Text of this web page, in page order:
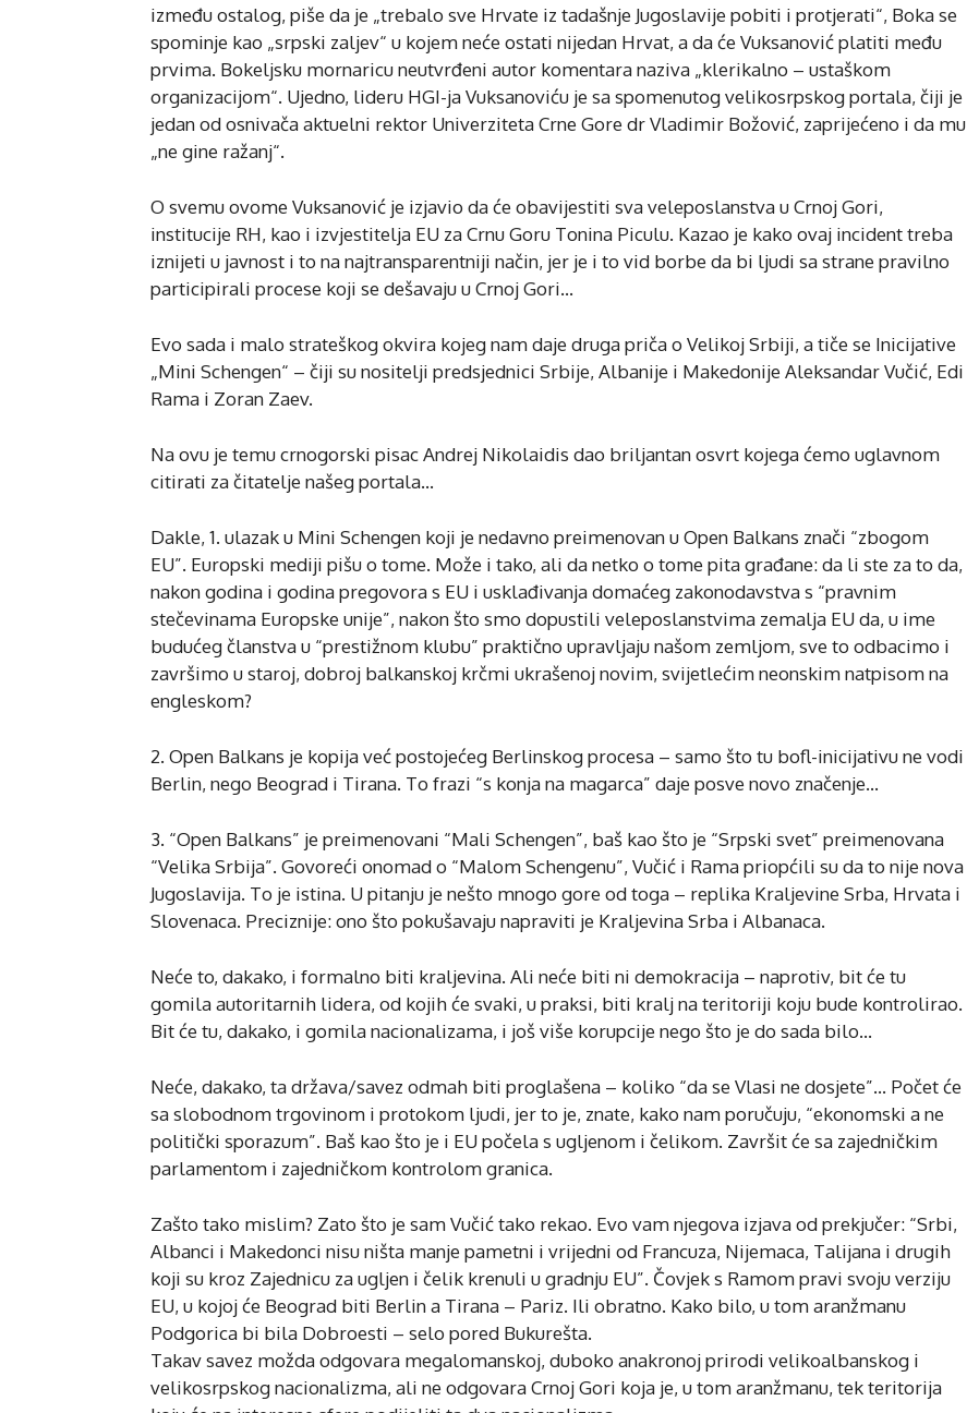
između ostalog, piše da je „trebalo sve Hrvate iz tadašnje Jugoslavije pobiti i protjerati“, Boka se
spominje kao „srpski zaljev“ u kojem neće ostati nijedan Hrvat, a da će Vuksanović platiti među
prvima. Bokeljsku mornaricu neutvrđeni autor komentara naziva „klerikalno – ustaškom
organizacijom“. Ujedno, lideru HGI-ja Vuksanoviću je sa spomenutog velikosrpskog portala, čiji je
jedan od osnivača aktuelni rektor Univerziteta Crne Gore dr Vladimir Božović, zaprijećeno i da mu
„ne gine ražanj“.
O svemu ovome Vuksanović je izjavio da će obavijestiti sva veleposlanstva u Crnoj Gori,
institucije RH, kao i izvjestitelja EU za Crnu Goru Tonina Piculu. Kazao je kako ovaj incident treba
iznijeti u javnost i to na najtransparentniji način, jer je i to vid borbe da bi ljudi sa strane pravilno
participirali procese koji se dešavaju u Crnoj Gori…
Evo sada i malo strateškog okvira kojeg nam daje druga priča o Velikoj Srbiji, a tiče se Inicijative
„Mini Schengen“ – čiji su nositelji predsjednici Srbije, Albanije i Makedonije Aleksandar Vučić, Edi
Rama i Zoran Zaev.
Na ovu je temu crnogorski pisac Andrej Nikolaidis dao briljantan osvrt kojega ćemo uglavnom
citirati za čitatelje našeg portala…
Dakle, 1. ulazak u Mini Schengen koji je nedavno preimenovan u Open Balkans znači “zbogom
EU”. Europski mediji pišu o tome. Može i tako, ali da netko o tome pita građane: da li ste za to da,
nakon godina i godina pregovora s EU i usklađivanja domaćeg zakonodavstva s “pravnim
stečevinama Europske unije”, nakon što smo dopustili veleposlanstvima zemalja EU da, u ime
budućeg članstva u “prestižnom klubu” praktično upravljaju našom zemljom, sve to odbacimo i
završimo u staroj, dobroj balkanskoj krčmi ukrašenoj novim, svijetlećim neonskim natpisom na
engleskom?
2. Open Balkans je kopija već postojećeg Berlinskog procesa – samo što tu bofl-inicijativu ne vodi
Berlin, nego Beograd i Tirana. To frazi “s konja na magarca” daje posve novo značenje…
3. “Open Balkans” je preimenovani “Mali Schengen”, baš kao što je “Srpski svet” preimenovana
“Velika Srbija”. Govoreći onomad o “Malom Schengenu”, Vučić i Rama priopćili su da to nije nova
Jugoslavija. To je istina. U pitanju je nešto mnogo gore od toga – replika Kraljevine Srba, Hrvata i
Slovenaca. Preciznije: ono što pokušavaju napraviti je Kraljevina Srba i Albanaca.
Neće to, dakako, i formalno biti kraljevina. Ali neće biti ni demokracija – naprotiv, bit će tu
gomila autoritarnih lidera, od kojih će svaki, u praksi, biti kralj na teritoriji koju bude kontrolirao.
Bit će tu, dakako, i gomila nacionalizama, i još više korupcije nego što je do sada bilo…
Neće, dakako, ta država/savez odmah biti proglašena – koliko “da se Vlasi ne dosjete”… Počet će
sa slobodnom trgovinom i protokom ljudi, jer to je, znate, kako nam poručuju, “ekonomski a ne
politički sporazum”. Baš kao što je i EU počela s ugljenom i čelikom. Završit će sa zajedničkim
parlamentom i zajedničkom kontrolom granica.
Zašto tako mislim? Zato što je sam Vučić tako rekao. Evo vam njegova izjava od prekjučer: “Srbi,
Albanci i Makedonci nisu ništa manje pametni i vrijedni od Francuza, Nijemaca, Talijana i drugih
koji su kroz Zajednicu za ugljen i čelik krenuli u gradnju EU”. Čovjek s Ramom pravi svoju verziju
EU, u kojoj će Beograd biti Berlin a Tirana – Pariz. Ili obratno. Kako bilo, u tom aranžmanu
Podgorica bi bila Dobroesti – selo pored Bukurešta.
Takav savez možda odgovara megalomanskoj, duboko anakronoj prirodi velikoalbanskog i
velikosrpskog nacionalizma, ali ne odgovara Crnoj Gori koja je, u tom aranžmanu, tek teritorija